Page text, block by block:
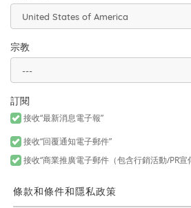
宗教
訂閱
接收“最新消息電子報”
接收“回覆通知電子郵件”
接收“商業推廣電子郵件（包含行銷活動/PR宣
條款和條件和隱私政策